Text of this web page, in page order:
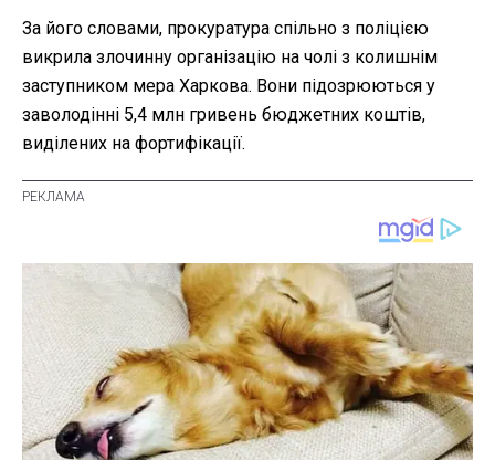
За його словами, прокуратура спільно з поліцією
викрила злочинну організацію на чолі з колишнім
заступником мера Харкова. Вони підозрюються у
заволодінні 5,4 млн гривень бюджетних коштів,
виділених на фортифікації.